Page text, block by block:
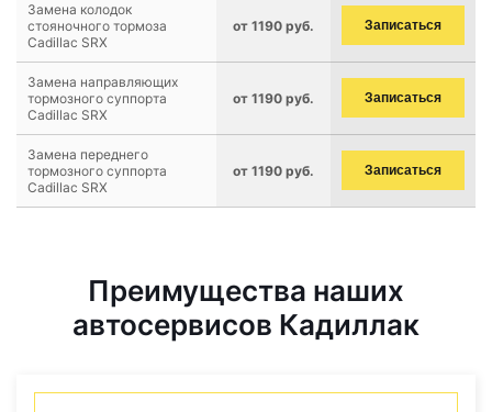
Замена колодок
стояночного тормоза
Cadillac SRX
от 1190 руб. Записаться
Замена направляющих
тормозного суппорта
Cadillac SRX
от 1190 руб. Записаться
Замена переднего
тормозного суппорта
Cadillac SRX
от 1190 руб. Записаться
Преимущества наших
автосервисов Кадиллак